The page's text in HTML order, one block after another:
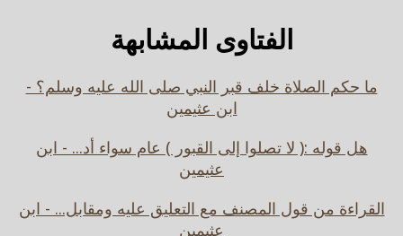
الفتاوى المشابهة
ما حكم الصلاة خلف قبر النبي صلى الله عليه وسلم؟ -
ابن عثيمين
هل قوله :( لا تصلوا إلى القبور ) عام سواء أد... - ابن
عثيمين
القراءة من قول المصنف مع التعليق عليه ومقابل... - ابن
عثيمين